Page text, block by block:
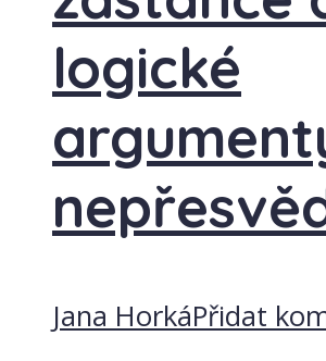
logické
Jana HorkáPřidat